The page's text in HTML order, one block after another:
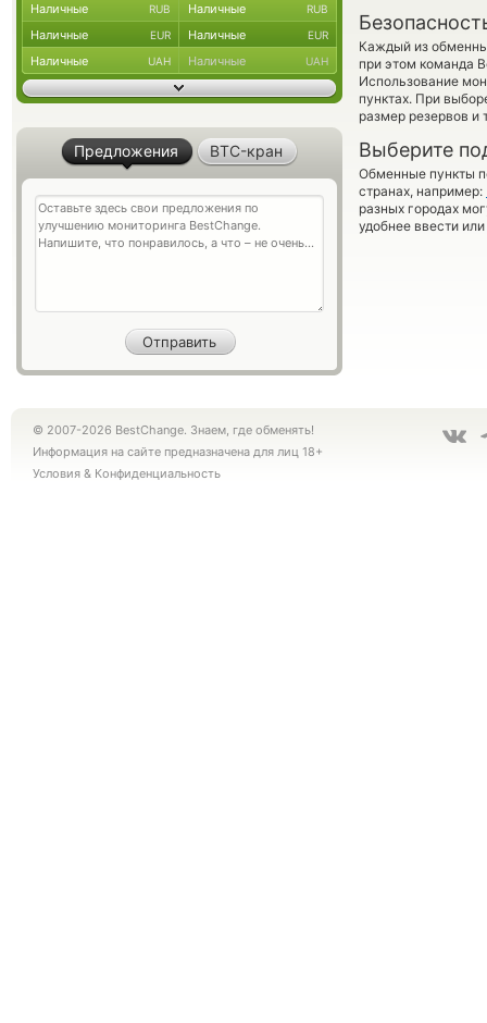
Каждый из
при этом команда
Использование
пунктах. При
размер резервов и
Выберите
Обменные пункты
странах, например:
разных городах
удобнее ввести
Наличные RUB Наличные RUB
Наличные EUR Наличные EUR
Наличные UAH Наличные UAH
Предложения BTC-кран
© 2007-2026 BestChange. Знаем, где обменять!
Информация на сайте предназначена для лиц 18+
Условия & Конфиденциальность